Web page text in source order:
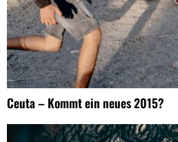
Ceuta – Kommt ein neues 2015?